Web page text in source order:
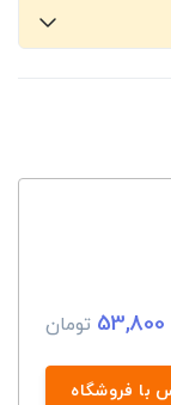
53,800 تومان
با فروشگاه